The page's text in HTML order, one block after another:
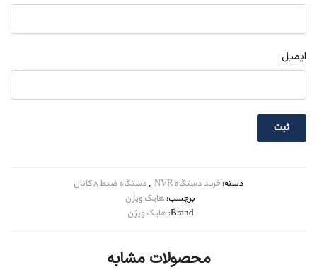
ایمیل
دسته:خرید دستگاه NVR ,دستگاه ضبط 8 کانال
برچسب:هایک ویژن
Brand: هایک ویژن
محصولات مشابه